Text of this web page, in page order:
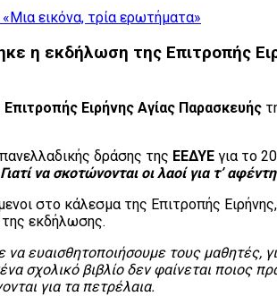
η εκδήλωση της Επιτροπής
Επιτροπής Ειρήνης Αγίας Παρασκευής
δράσης της ΕΕΔΥΕ για το
να σκοτώνονται οι λαοί για τ’
στο κάλεσμα της Επιτροπής
της εκδήλωσης.
ευαισθητοποιήσουμε τους μαθητές,
σχολικό βιβλίο δεν φαίνεται ποιος
για τα πετρέλαια.